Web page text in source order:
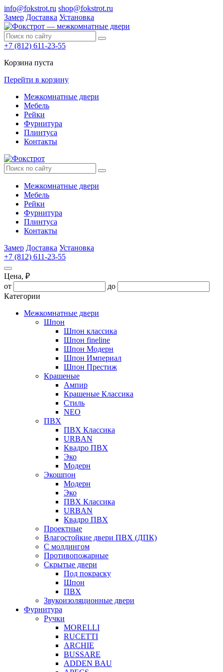
info@fokstrot.ru shop@fokstrot.ru
Замер Доставка Установка
+7 (812) 611-23-55
Корзина пуста
Перейти в корзину
Межкомнатные двери
Мебель
Рейки
Фурнитура
Плинтуса
Контакты
Межкомнатные двери
Мебель
Рейки
Фурнитура
Плинтуса
Контакты
Замер Доставка Установка
+7 (812) 611-23-55
Цена, ₽
от
до
Категории
Межкомнатные двери
Шпон
Шпон классика
Шпон fineline
Шпон Модерн
Шпон Империал
Шпон Престиж
Крашеные
Ампир
Крашеные Классика
Стиль
NEO
ПВХ
ПВХ Классика
URBAN
Квадро ПВХ
Эко
Модерн
Экошпон
Модерн
Эко
ПВХ Классика
URBAN
Квадро ПВХ
Проектные
Влагостойкие двери ПВХ (ДПК)
С молдингом
Противопожарные
Скрытые двери
Под покраску
Шпон
ПВХ
Звукоизоляционные двери
Фурнитура
Ручки
MORELLI
RUCETTI
ARCHIE
BUSSARE
ADDEN BAU